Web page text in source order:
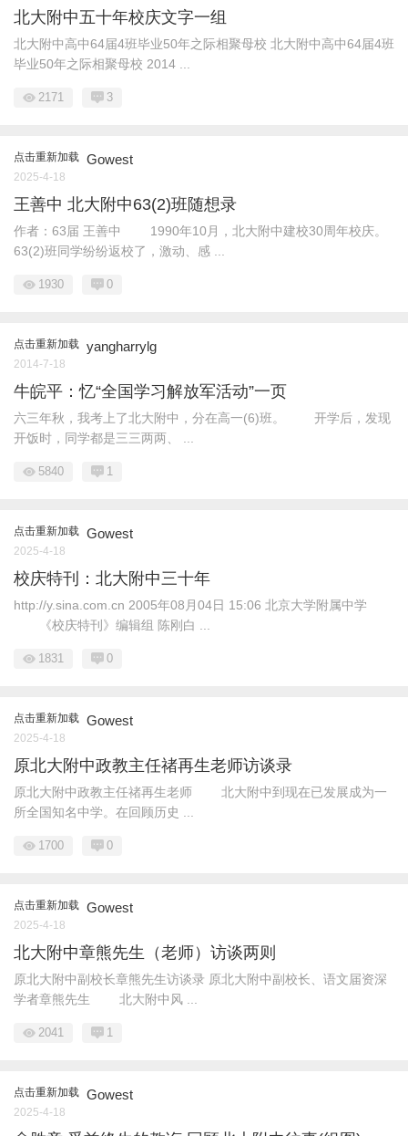
北大附中五十年校庆文字一组
北大附中高中64届4班毕业50年之际相聚母校 北大附中高中64届4班
毕业50年之际相聚母校 2014 ...
2171 3
点击重新加载 Gowest
2025-4-18
王善中 北大附中63(2)班随想录
作者：63届 王善中 1990年10月，北大附中建校30周年校庆。
63(2)班同学纷纷返校了，激动、感 ...
1930 0
点击重新加载 yangharrylg
2014-7-18
牛皖平：忆“全国学习解放军活动”一页
六三年秋，我考上了北大附中，分在高一(6)班。 开学后，发现
开饭时，同学都是三三两两、 ...
5840 1
点击重新加载 Gowest
2025-4-18
校庆特刊：北大附中三十年
http://y.sina.com.cn 2005年08月04日 15:06 北京大学附属中学
《校庆特刊》编辑组 陈刚白 ...
1831 0
点击重新加载 Gowest
2025-4-18
原北大附中政教主任禇再生老师访谈录
原北大附中政教主任禇再生老师 北大附中到现在已发展成为一
所全国知名中学。在回顾历史 ...
1700 0
点击重新加载 Gowest
2025-4-18
北大附中章熊先生（老师）访谈两则
原北大附中副校长章熊先生访谈录 原北大附中副校长、语文届资深
学者章熊先生 北大附中风 ...
2041 1
点击重新加载 Gowest
2025-4-18